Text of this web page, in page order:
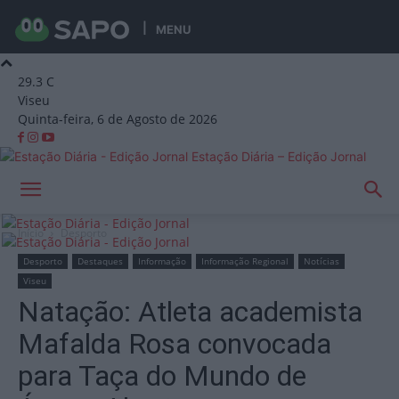
MENU
29.3 C
Viseu
Quinta-feira, 6 de Agosto de 2026
Estação Diária – Edição Jornal
Início Desporto
Desporto Destaques Informação Informação Regional
Notícias
Viseu
Natação: Atleta academista
Mafalda Rosa convocada
para Taça do Mundo de